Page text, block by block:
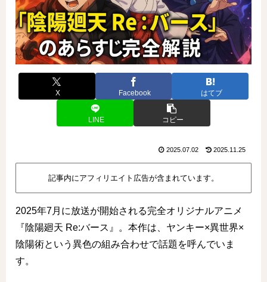
X Facebook はてブ
LINE コピー
2025.07.02 2025.11.25
記事内にアフィリエイト広告が含まれています。
2025年7月に放送が開始される完全オリジナルアニメ
『陰陽廻天 Re:バース』。本作は、ヤンキー×異世界×
陰陽術という異色の組み合わせで話題を呼んでいま
す。